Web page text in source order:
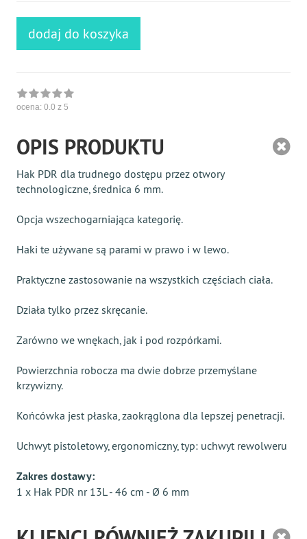
dodaj do koszyka
ocena: 0.0 z 5
OPIS PRODUKTU
Hak PDR dla trudnego dostępu przez otwory
technologiczne, średnica 6 mm.
Opcja wszechogarniająca kategorię.
Haki te używane są parami w prawo i w lewo.
Praktyczne zastosowanie na wszystkich częściach ciała.
Działa tylko przez skręcanie.
Zarówno we wnękach, jak i pod rozpórkami.
Powierzchnia robocza ma dwie dobrze przemyślane
krzywizny.
Końcówka jest płaska, zaokrąglona dla lepszej penetracji.
Uchwyt pistoletowy, ergonomiczny, typ: uchwyt rewolweru
Zakres dostawy:
1 x Hak PDR nr 13L - 46 cm - Ø 6 mm